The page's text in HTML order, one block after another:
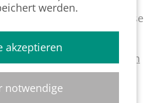
des
Formulare sowie Hinweise
Sie unter diesem
unternehmen/fin
werden.
akzeptieren
notwendige